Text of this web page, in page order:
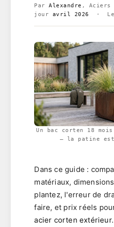
ParAlexandre , Aciers
jour avril 2026 ·
Un bac corten 18
— la patine
Dans ce guide :
matériaux,
plantez, l'erreur de
faire, et prix réels
acier corten extérieur